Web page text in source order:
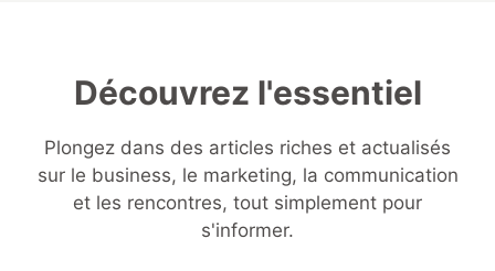
Découvrez l'essentiel
Plongez dans des articles riches et actualisés
sur le business, le marketing, la communication
et les rencontres, tout simplement pour
s'informer.